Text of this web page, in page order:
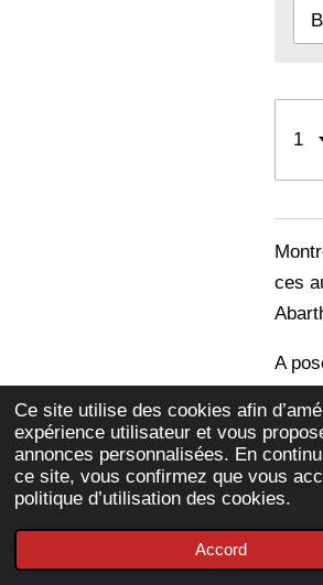
Ce site utilise des cookies afin
expérience utilisateur et vous
annonces personnalisées. En
ce site, vous confirmez que vous
politique d’utilisation des cookies.
Accord
ces
A